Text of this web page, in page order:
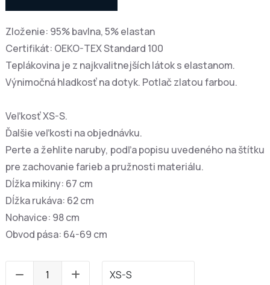
Zloženie: 95% bavlna, 5% elastan
Certifikát: OEKO-TEX Standard 100
Teplákovina je z najkvalitnejších látok s elastanom.
Výnimočná hladkosť na dotyk. Potlač zlatou farbou.
Veľkosť XS-S.
Ďalšie veľkosti na objednávku.
Perte a žehlite naruby, podľa popisu uvedeného na štítku
pre zachovanie farieb a pružnosti materiálu.
Dĺžka mikiny: 67 cm
Dĺžka rukáva: 62 cm
Nohavice: 98 cm
Obvod pása: 64-69 cm